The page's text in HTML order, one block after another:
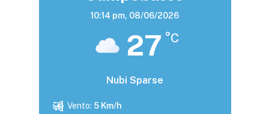
10:14 pm, 08/06/2026
27 °C
Nubi Sparse
Vento: 5 Km/h